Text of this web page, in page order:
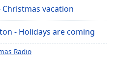
Christmas vacation
- Holidays are coming
Radio